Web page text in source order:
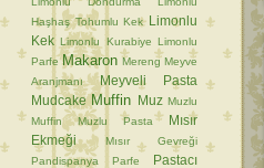
Haşhaş Tohumlu Kek
Limonlu
Kek Limonlu Kurabiye Limonlu
Parfe Makaron Mereng Meyve
Aranjmanı
Meyveli Pasta
Mudcake Muffin Muz Muzlu
Muffin
Muzlu Pasta
Mısır
Ekmeği
Mısır Gevreği
Pandispanya
Parfe
Pastacı